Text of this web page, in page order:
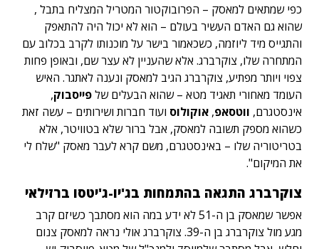
כפי שמתאים למאסק – הפרובוקטור המטריל המצליח בתבל ,
שהוא גם האדם העשיר בעולם – הוא לא יכול היה להתאפק
והתגייס מיד ליוזמה, כשכאמור בישר על מוכנותו לקרב בכלוב עם
המתחרה שלו, צוקרברג. אלא שהעניין לא עצר שם, ובאופן פחות
צפוי ויותר מפתיע, צוקרברג הגיב למאסק ונענה לאתגר. האיש
העומד מאחורי תאגיד מטא – שהוא הבעלים שלפייסבוק,
אינסטגרם, ווטסאפ, אוקולוס ועוד חברות ושירותים – עשה זאת
כשהוא מספק תשובה למאסק, אבל ברור שלא בטוויטר, אלא
בטריטוריה שלו – באינסטגרם, משם קרא לעבר מאסק "שלח לי
את המיקום".
צוקרברג התגאה בהתמחות בג'יו-ג'יטסו ברזילאי
אפשר שמאסק בן ה-51 לא ידע במה הוא מסתבך כשיזם קרב
מגע מול צוקרברג בן ה-39. צוקרברג אולי נראה למאסק צנום